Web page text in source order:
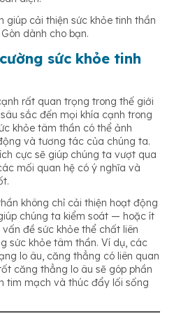
nhiên
giúp cải thiện sức khỏe tinh thần
dành cho bạn.
sức khỏe tinh
rất quan trọng trong thế giới
sắc đến mọi khía cạnh trong
khỏe tâm thần có thể ảnh
và tương tác của chúng ta.
cực sẽ giúp chúng ta vượt qua
mối quan hệ có ý nghĩa và
không chỉ cải thiện hoạt động
chúng ta kiểm soát — hoặc ít
đề sức khỏe thể chất liên
sức khỏe tâm thần. Ví dụ, các
lo âu, căng thẳng có liên quan
căng thẳng lo âu sẽ góp phần
tim mạch và thúc đẩy lối sống